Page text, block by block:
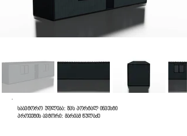
საავტორო უფლება: შპს პორტალ ინვესტი
პროექტის ავტორი: მარიამ წულაძე